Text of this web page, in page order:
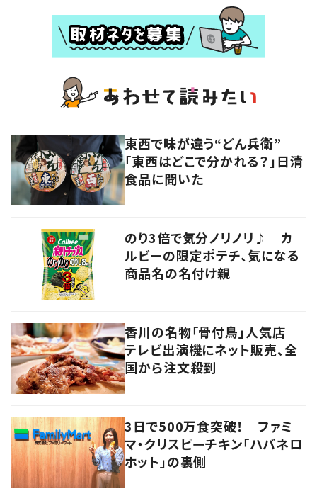
東西で味が違う“どん兵衛”
「東西はどこで分かれる？」日清
食品に聞いた
のり3倍で気分ノリノリ♪ カ
ルビーの限定ポテチ、気になる
商品名の名付け親
香川の名物「骨付鳥」人気店
テレビ出演機にネット販売、全
国から注文殺到
3日で500万食突破！ ファミ
マ・クリスピーチキン「ハバネロ
ホット」の裏側